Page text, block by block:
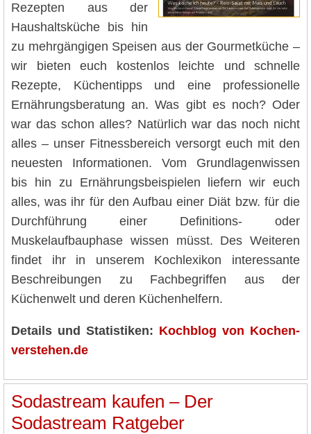
Rezepten aus der
Haushaltsküche bis hin
zu mehrgängigen Speisen aus der Gourmetküche –
wir bieten euch kostenlos leichte und schnelle
Rezepte, Küchentipps und eine professionelle
Ernährungsberatung an. Was gibt es noch? Oder
war das schon alles? Natürlich war das noch nicht
alles – unser Fitnessbereich versorgt euch mit den
neuesten Informationen. Vom Grundlagenwissen
bis hin zu Ernährungsbeispielen liefern wir euch
alles, was ihr für den Aufbau einer Diät bzw. für die
Durchführung einer Definitions- oder
Muskelaufbauphase wissen müsst. Des Weiteren
findet ihr in unserem Kochlexikon interessante
Beschreibungen zu Fachbegriffen aus der
Küchenwelt und deren Küchenhelfern.
Details und Statistiken: Kochblog von Kochen-
verstehen.de
Sodastream kaufen – Der
Sodastream Ratgeber